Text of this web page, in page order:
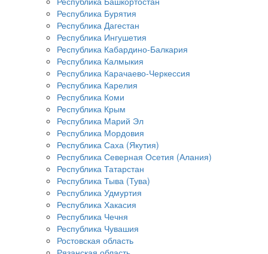
Республика Бурятия
Республика Дагестан
Республика Ингушетия
Республика Кабардино-Балкария
Республика Калмыкия
Республика Карачаево-Черкессия
Республика Карелия
Республика Коми
Республика Крым
Республика Марий Эл
Республика Мордовия
Республика Саха (Якутия)
Республика Северная Осетия (Алания)
Республика Татарстан
Республика Тыва (Тува)
Республика Удмуртия
Республика Хакасия
Республика Чечня
Республика Чувашия
Ростовская область